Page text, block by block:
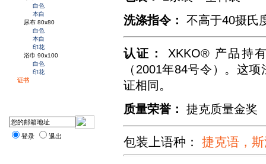
白色
本白
尿布 80x80
白色
本白
印花
浴巾 90x100
白色
印花
证书
登录 退出
洗涤指令：
不高于40摄氏
认证：
XKKO® 产品持
（2001年84号令）。这
证相同。
质量荣誉：
捷克质量金奖
包装上语种： 捷克语，